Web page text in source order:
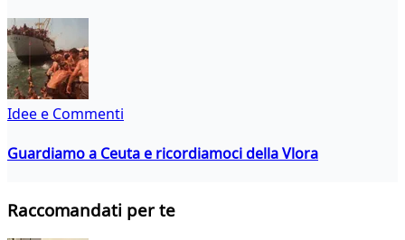
Idee e Commenti
Guardiamo a Ceuta e ricordiamoci della Vlora
Raccomandati per te